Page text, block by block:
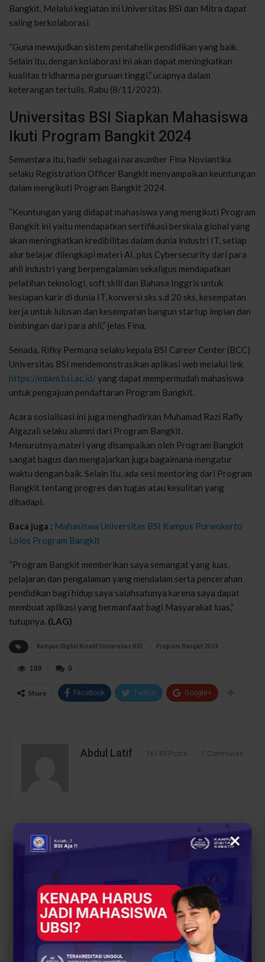
Bangkit. Melalui kegiatan ini Universitas BSI dan Mitra dapat
saling berkolaborasi.
“Guna mewujudkan sistem pentahelix pendidikan yang baik.
Selain itu, dengan kolaborasi ini akan dapat meningkatkan
kualitas tridharma perguruan tinggi,” ucapnya dalam
keterangan tertulis, Rabu (8/11/2023).
Universitas BSI Siapkan Mahasiswa
Ikuti Program Bangkit 2024
Sementara itu, hadir sebagai narasumber Fina Noviantika
selaku Registration Officer Bangkit menyampaikan keuntungan
dalam mengikuti Program Bangkit 2024.
“Keuntungan yang didapat mahasiswa yang mengikuti Program
Bangkit ini yaitu mendapatkan sertifikasi berskala global yang
akan meningkatkan kredibilitas dalam dunia industri IT, setiap
alur belajar dilengkapi materi AI, plus Cybersecurity dari para
ahli industri yang berpengalaman sekaligus mendapatkan
pelatihan teknologi, soft skill dan Bahasa Inggris untuk
kesiapan karir di dunia IT, konversi sks s.d 20 sks, kesempatan
kerja untuk lulusan dan kesempatan bangun startup impian dan
bimbingan dari para ahli,” jelas Fina.
Senada, Rifky Permana selaku kepala BSI Career Center (BCC)
Universitas BSI mendemonstrasikan aplikasi web melalui link
https://mbkm.bsi.ac.id/yang dapat mempermudah mahasiswa
untuk pengajuan pendaftaran Program Bangkit.
Acara sosialisasi ini juga menghadirkan Muhamad Razi Rafly
Algazali selaku alumni dari Program Bangkit.
Menurutnya,materi yang disampaikan oleh Program Bangkit
sangat bagus dan mengajarkan juga bagaimana mengatur
waktu dengan baik. Selain itu, ada sesi mentoring dari Program
Bangkit tentang progres dan tugas atau kesulitan yang
dihadapi.
Baca juga : Mahasiswa Universitas BSI Kampus Purwokerto
Lolos Program Bangkit
“Program Bangkit memberikan saya semangat yang luas,
pelajaran dan pengalaman yang mendalam serta pencerahan
pendidikan bagi hidup saya salahsatunya karena saya dapat
membuat aplikasi yang bermanfaat bagi Masyarakat luas,”
tutupnya. (LAG)
Kampus Digital Kreatif Universitas BSI Program Bangkit 2024
0
199
Share Facebook Twitter Google+
Abdul Latif 16143 Posts 1 Comments
Universitas BSI Kampus
Cikampek Hadiri
Cikampek
NEXT POST
Raih Hibah Pendanaan
Pembuatan Hidroponik
Pada Kelompok Wanita
×